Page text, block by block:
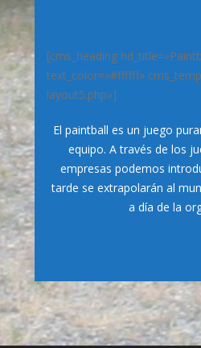
[cms_heading
text_color=»#ffffff»
layout5.php»]
El paintball es un juego
equipo. A través de los
empresas podemos
tarde se extrapolarán al
a día de la